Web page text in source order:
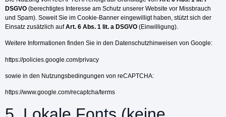
DSGVO (berechtigtes Interesse am Schutz unserer Website vor Missbrauch
und Spam). Soweit Sie im Cookie-Banner eingewilligt haben, stützt sich der
Einsatz zusätzlich aufArt. 6 Abs. 1 lit. a DSGVO (Einwilligung).
Weitere Informationen finden Sie in den Datenschutzhinweisen von Google:
https://policies.google.com/privacy
sowie in den Nutzungsbedingungen von reCAPTCHA:
https://www.google.com/recaptcha/terms